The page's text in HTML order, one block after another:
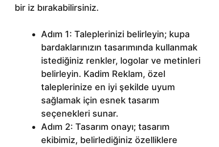
bir iz bırakabilirsiniz.
Adım 1: Taleplerinizi belirleyin; kupa
bardaklarınızın tasarımında kullanmak
istediğiniz renkler, logolar ve metinleri
belirleyin. Kadim Reklam, özel
taleplerinize en iyi şekilde uyum
sağlamak için esnek tasarım
seçenekleri sunar.
Adım 2: Tasarım onayı; tasarım
ekibimiz, belirlediğiniz özelliklere